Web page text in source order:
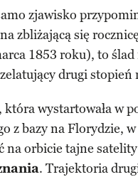
zjawisko
zbliżającą się
1853 roku), to
drugi stopień
która wystartowała w
z bazy na Florydzie,
na orbicie tajne
. Trajektoria